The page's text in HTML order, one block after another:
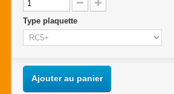
Type plaquette
Ajouter au panier